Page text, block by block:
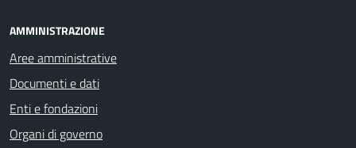
AMMINISTRAZIONE
Aree amministrative
Documenti e dati
Enti e fondazioni
Organi di governo